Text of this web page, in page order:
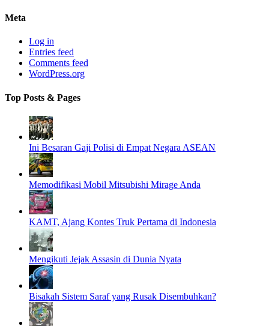
Meta
Log in
Entries feed
Comments feed
WordPress.org
Top Posts & Pages
Ini Besaran Gaji Polisi di Empat Negara ASEAN
Memodifikasi Mobil Mitsubishi Mirage Anda
KAMT, Ajang Kontes Truk Pertama di Indonesia
Mengikuti Jejak Assasin di Dunia Nyata
Bisakah Sistem Saraf yang Rusak Disembuhkan?